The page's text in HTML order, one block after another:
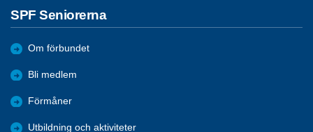
SPF Seniorerna
Om förbundet
Bli medlem
Förmåner
Utbildning och aktiviteter